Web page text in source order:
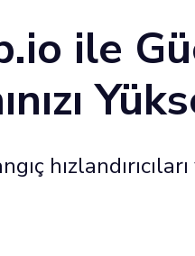
ile